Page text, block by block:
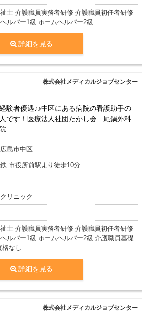
士 介護職員実務者研修 介護職員初任者研修
ルパー1級 ホームヘルパー2級
詳細を見る
株式会社メディカルジョブセンター
験者優遇♪♪中区にある病院の看護助手の
です！医療法人社団たかし会 尾鍋外科
島市中区
市役所前駅より徒歩10分
リニック
士 介護職員実務者研修 介護職員初任者研修
ルパー1級 ホームヘルパー2級 介護職員基礎
格なし
詳細を見る
株式会社メディカルジョブセンター